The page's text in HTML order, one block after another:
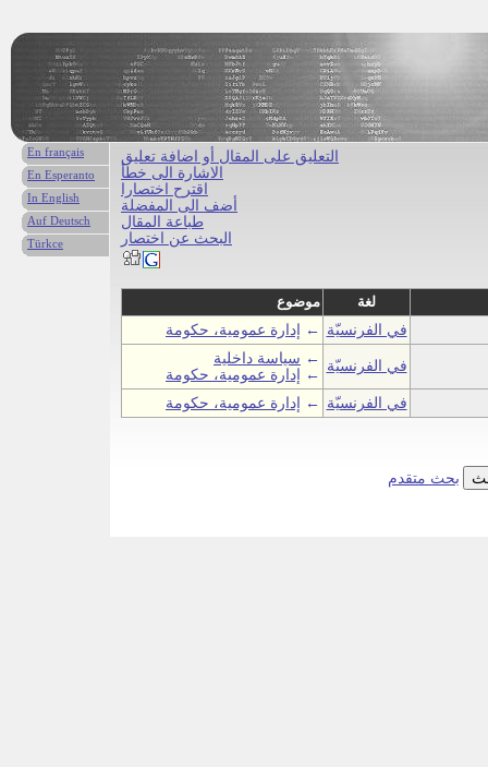
التعليق على المقال أو اضافة تعليق
الاشارة الى خطأ
اقترح اختصارا
أضف الى المفضلة
طباعة المقال
البحث عن اختصار
موضوع
لغة
←
إدارة عمومية، حكومة
في الفرنسيّة
← سياسة داخلية
←
إدارة عمومية، حكومة
في الفرنسيّة
← إدارة عمومية، حكومة في الفرنسيّة
بحث متقدم
En français
En Esperanto
In English
Auf Deutsch
Türkce